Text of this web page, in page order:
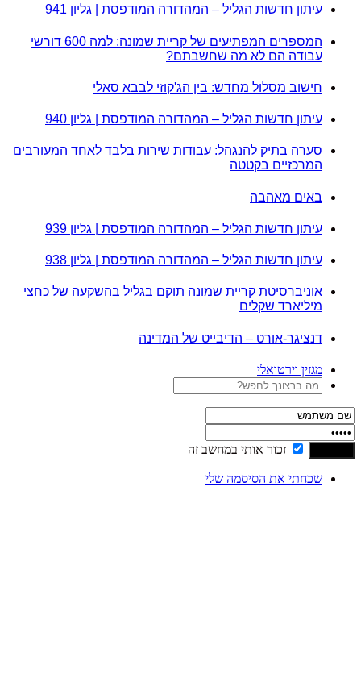
עיתון חדשות הגליל – המהדורה המודפסת | גליון 941
המספרים המפתיעים של קריית שמונה: למה 600 דורשי
עבודה הם לא מה שחשבתם?
חישוב מסלול מחדש: בין הג'קוזי לבבא סאלי
עיתון חדשות הגליל – המהדורה המודפסת | גליון 940
סערה בתיק להנגהל: עבודות שירות בלבד לאחד המעורבים
המרכזיים בקטטה
באים מאהבה
עיתון חדשות הגליל – המהדורה המודפסת | גליון 939
עיתון חדשות הגליל – המהדורה המודפסת | גליון 938
אוניברסיטת קריית שמונה תוקם בגליל בהשקעה של כחצי
מיליארד שקלים
דנציגר-אורט – הדיבייט של המדינה
מגזין וירטואלי
זכור אותי במחשב זה
שכחתי את הסיסמה שלי